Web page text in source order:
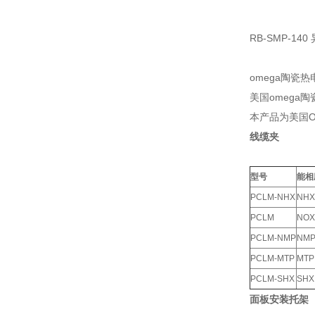
RB-SMP-140
omega陶瓷热
美国omega陶
本产品为美国
线缆夹
型号 能
PCLM-NHX
PCLM
PCLM-NMP NMP
PCLM-MTP MTP
PCLM-SHX
面板安装托架